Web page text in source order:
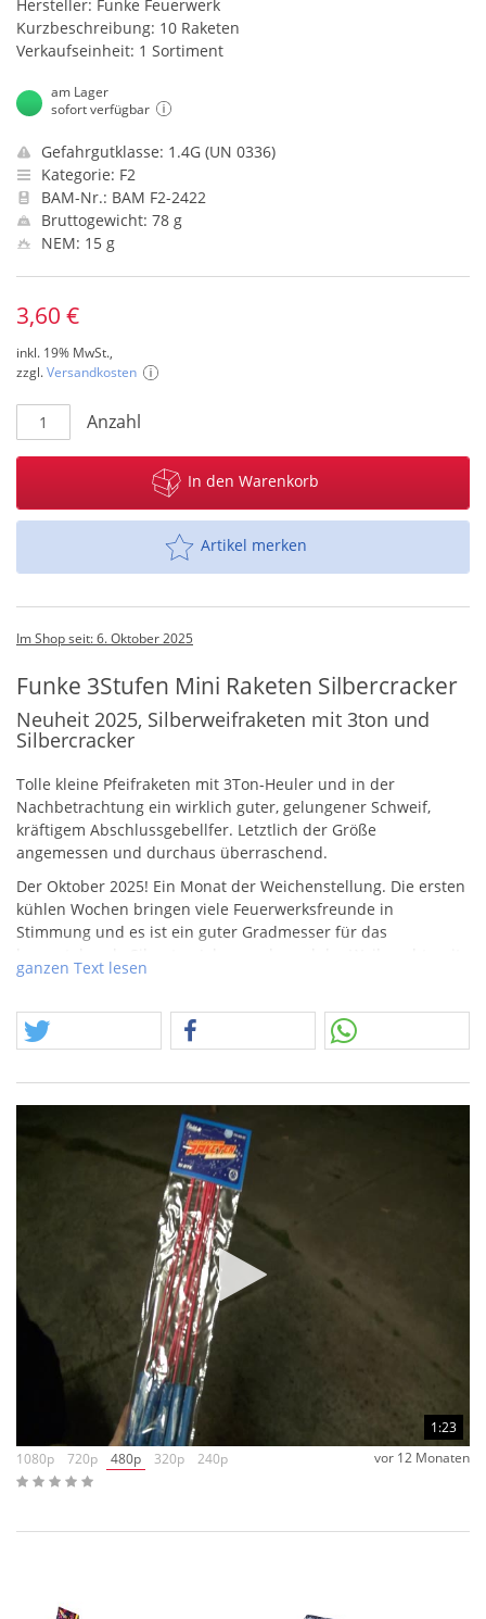
Hersteller: Funke Feuerwerk
Kurzbeschreibung: 10 Raketen
Verkaufseinheit: 1 Sortiment
am Lager
sofort verfügbar
Gefahrgutklasse: 1.4G (UN 0336)
Kategorie: F2
BAM-Nr.: BAM F2-2422
Bruttogewicht: 78 g
NEM: 15 g
3,60 €
inkl. 19% MwSt.,
zzgl.Versandkosten
Anzahl
In den Warenkorb
Artikel merken
Im Shop seit: 6. Oktober 2025
Funke 3Stufen Mini Raketen Silbercracker
Neuheit 2025, Silberweifraketen mit 3ton und
Silbercracker
Tolle kleine Pfeifraketen mit 3Ton-Heuler und in der
Nachbetrachtung ein wirklich guter, gelungener Schweif,
kräftigem Abschlussgebellfer. Letztlich der Größe
angemessen und durchaus überraschend.
Der Oktober 2025! Ein Monat der Weichenstellung. Die ersten
kühlen Wochen bringen viele Feuerwerksfreunde in
Stimmung und es ist ein guter Gradmesser für das
im Allgemeinen. Die Wirren unserer Tage wollen wir nicht
sind, können wir nicht ignorerien!
Festhalten! Festhalten was uns antreibt, festhalten was wir
mögen, festhalten wen und was wir lieben.
ganzen Text lesen
1:23
1080p
720p 480p 320p 240p vor 12 Monaten